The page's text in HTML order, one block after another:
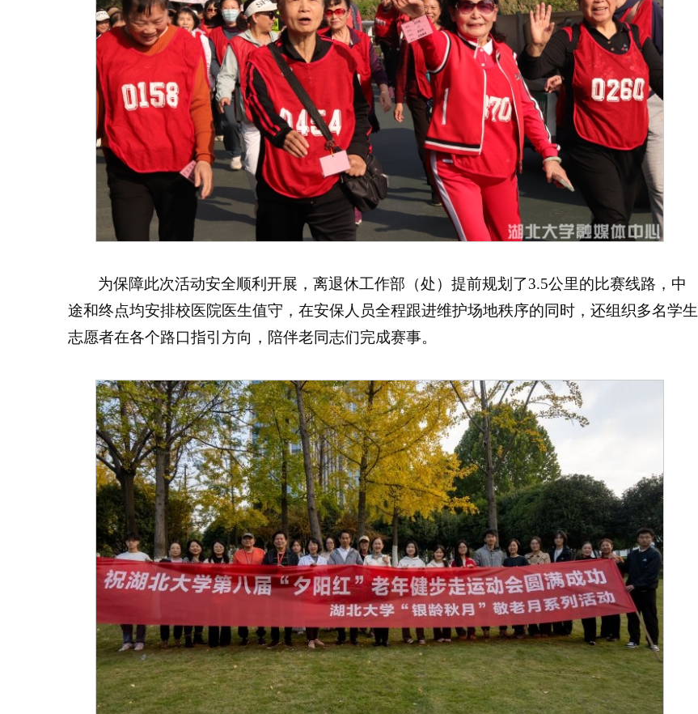
为保障此次活动安全顺利开展，离退休工作部（处）提前规划了3.5公里的比赛线路，中
途和终点均安排校医院医生值守，在安保人员全程跟进维护场地秩序的同时，还组织多名学生
志愿者在各个路口指引方向，陪伴老同志们完成赛事。